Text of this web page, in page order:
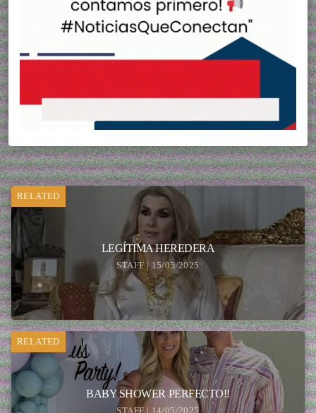
RELATED
LEGÍTIMA HEREDERA
STAFF | 15/05/2025
RELATED
BABY SHOWER PERFECTO!!
STAFF | 14/05/2025